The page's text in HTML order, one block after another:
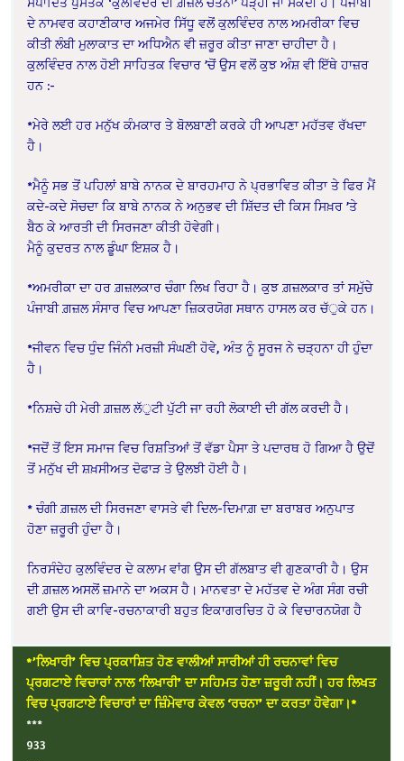
ਦੇ ਨਾਮਵਰ ਕਹਾਣੀਕਾਰ ਅਜਮੇਰ ਸਿੱਧੂ ਵਲੋਂ ਕੁਲਵਿੰਦਰ ਨਾਲ ਅਮਰੀਕਾ ਵਿਚ
ਕੀਤੀ ਲੰਬੀ ਮੁਲਾਕਾਤ ਦਾ ਅਧਿਐਨ ਵੀ ਜ਼ਰੂਰ ਕੀਤਾ ਜਾਣਾ ਚਾਹੀਦਾ ਹੈ।
ਕੁਲਵਿੰਦਰ ਨਾਲ ਹੋਈ ਸਾਹਿਤਕ ਵਿਚਾਰ ’ਚੋਂ ਉਸ ਵਲੋਂ ਕੁਝ ਅੰਸ਼ ਵੀ ਇੱਥੇ ਹਾਜ਼ਰ
ਹਨ :-
*ਮੇਰੇ ਲਈ ਹਰ ਮਨੁੱਖ ਕੰਮਕਾਰ ਤੇ ਬੋਲਬਾਣੀ ਕਰਕੇ ਹੀ ਆਪਣਾ ਮਹੱਤਵ ਰੱਖਦਾ
ਹੈ।
*ਮੈਨੂੰ ਸਭ ਤੋਂ ਪਹਿਲਾਂ ਬਾਬੇ ਨਾਨਕ ਦੇ ਬਾਰਹਮਾਹ ਨੇ ਪ੍ਰਭਾਵਿਤ ਕੀਤਾ ਤੇ ਫਿਰ ਮੈਂ
ਕਦੇ-ਕਦੇ ਸੋਚਦਾ ਕਿ ਬਾਬੇ ਨਾਨਕ ਨੇ ਅਨੁਭਵ ਦੀ ਸ਼ਿੱਦਤ ਦੀ ਕਿਸ ਸਿਖ਼ਰ ’ਤੇ
ਬੈਠ ਕੇ ਆਰਤੀ ਦੀ ਸਿਰਜਣਾ ਕੀਤੀ ਹੋਵੇਗੀ।
ਮੈਨੂੰ ਕੁਦਰਤ ਨਾਲ ਡੂੰਘਾ ਇਸ਼ਕ ਹੈ।
*ਅਮਰੀਕਾ ਦਾ ਹਰ ਗ਼ਜ਼ਲਕਾਰ ਚੰਗਾ ਲਿਖ ਰਿਹਾ ਹੈ। ਕੁਝ ਗ਼ਜ਼ਲਕਾਰ ਤਾਂ ਸਮੁੱਚੇ
ਪੰਜਾਬੀ ਗ਼ਜ਼ਲ ਸੰਸਾਰ ਵਿਚ ਆਪਣਾ ਜ਼ਿਕਰਯੋਗ ਸਥਾਨ ਹਾਸਲ ਕਰ ਚੱੁਕੇ ਹਨ।
*ਜੀਵਨ ਵਿਚ ਧੁੰਦ ਜਿੰਨੀ ਮਰਜ਼ੀ ਸੰਘਣੀ ਹੋਵੇ, ਅੰਤ ਨੂੰ ਸੂਰਜ ਨੇ ਚੜ੍ਹਨਾ ਹੀ ਹੁੰਦਾ
ਹੈ।
*ਨਿਸ਼ਚੇ ਹੀ ਮੇਰੀ ਗ਼ਜ਼ਲ ਲੱੁਟੀ ਪੁੱਟੀ ਜਾ ਰਹੀ ਲੋਕਾਈ ਦੀ ਗੱਲ ਕਰਦੀ ਹੈ।
*ਜਦੋਂ ਤੋਂ ਇਸ ਸਮਾਜ ਵਿਚ ਰਿਸ਼ਤਿਆਂ ਤੋਂ ਵੱਡਾ ਪੈਸਾ ਤੇ ਪਦਾਰਥ ਹੋ ਗਿਆ ਹੈ ਉਦੋਂ
ਤੋਂ ਮਨੁੱਖ ਦੀ ਸ਼ਖ਼ਸੀਅਤ ਦੋਫਾੜ ਤੇ ਉਲਝੀ ਹੋਈ ਹੈ।
* ਚੰਗੀ ਗ਼ਜ਼ਲ ਦੀ ਸਿਰਜਣਾ ਵਾਸਤੇ ਵੀ ਦਿਲ-ਦਿਮਾਗ਼ ਦਾ ਬਰਾਬਰ ਅਨੁਪਾਤ
ਹੋਣਾ ਜ਼ਰੂਰੀ ਹੁੰਦਾ ਹੈ।
ਨਿਰਸੰਦੇਹ ਕੁਲਵਿੰਦਰ ਦੇ ਕਲਾਮ ਵਾਂਗ ਉਸ ਦੀ ਗੱਲਬਾਤ ਵੀ ਗੁਣਕਾਰੀ ਹੈ। ਉਸ
ਦੀ ਗ਼ਜ਼ਲ ਅਸਲੋਂ ਜ਼ਮਾਨੇ ਦਾ ਅਕਸ ਹੈ। ਮਾਨਵਤਾ ਦੇ ਮਹੱਤਵ ਦੇ ਅੰਗ ਸੰਗ ਰਚੀ
ਗਈ ਉਸ ਦੀ ਕਾਵਿ-ਰਚਨਾਕਾਰੀ ਬਹੁਤ ਇਕਾਗਰਚਿਤ ਹੋ ਕੇ ਵਿਚਾਰਨਯੋਗ ਹੈ
*’ਲਿਖਾਰੀ’ ਵਿਚ ਪ੍ਰਕਾਸ਼ਿਤ ਹੋਣ ਵਾਲੀਆਂ ਸਾਰੀਆਂ ਹੀ ਰਚਨਾਵਾਂ ਵਿਚ
ਪ੍ਰਗਟਾਏ ਵਿਚਾਰਾਂ ਨਾਲ ‘ਲਿਖਾਰੀ’ ਦਾ ਸਹਿਮਤ ਹੋਣਾ ਜ਼ਰੂਰੀ ਨਹੀਂ। ਹਰ ਲਿਖਤ
ਵਿਚ ਪ੍ਰਗਟਾਏ ਵਿਚਾਰਾਂ ਦਾ ਜ਼ਿੰਮੇਵਾਰ ਕੇਵਲ ‘ਰਚਨਾ’ ਦਾ ਕਰਤਾ ਹੋਵੇਗਾ।*
***
933